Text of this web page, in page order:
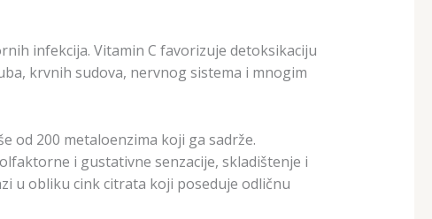
infekcija. Vitamin C favorizuje detoksikaciju
krvnih sudova, nervnog sistema i mnogim
200 metaloenzima koji ga sadrže.
i gustativne senzacije, skladištenje i
u obliku cink citrata koji poseduje odličnu